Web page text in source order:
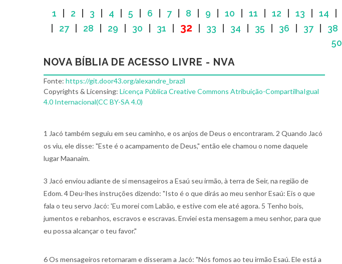
1 2 3 4 5 6 7| 8 9 10 11 12 13 14
27| 28 29 30 31 32 33 34 35 36 37| 38
50
NOVA BÍBLIA DE ACESSO LIVRE - NVA
Fonte: https://git.door43.org/alexandre_brazil
Copyrights & Licensing: Licença Pública Creative Commons Atribuição-CompartilhaIgual
4.0 Internacional(CC BY-SA 4.0)
1 Jacó também seguiu em seu caminho, e os anjos de Deus o encontraram. 2 Quando Jacó
os viu, ele disse: "Este é o acampamento de Deus," então ele chamou o nome daquele
lugar Maanaim.
3 Jacó enviou adiante de si mensageiros a Esaú seu irmão, à terra de Seir, na região de
Edom. 4 Deu-lhes instruções dizendo: "Isto é o que dirás ao meu senhor Esaú: Eis o que
fala o teu servo Jacó: 'Eu morei com Labão, e estive com ele até agora. 5 Tenho bois,
jumentos e rebanhos, escravos e escravas. Enviei esta mensagem a meu senhor, para que
eu possa alcançar o teu favor."
6 Os mensageiros retornaram e disseram a Jacó: "Nós fomos ao teu irmão Esaú. Ele está a